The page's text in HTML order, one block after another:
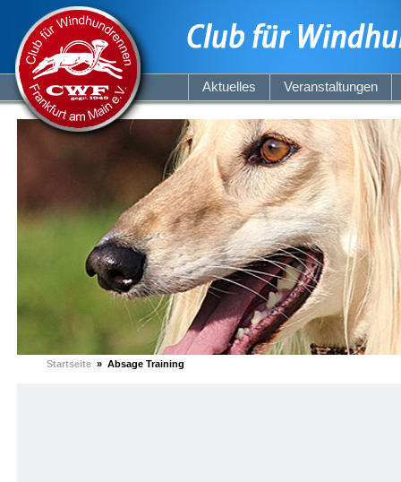
Aktuelles Veranstaltungen
Startseite » Absage Training